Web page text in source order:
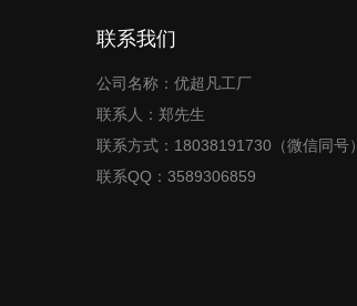
联系我们
公司名称：优超凡工厂
联系人：郑先生
联系方式：18038191730（微信同号）
联系QQ：3589306859